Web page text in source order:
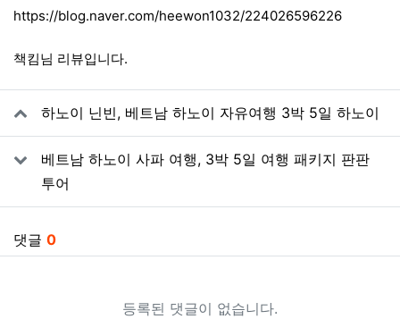
https://blog.naver.com/heewon1032/224026596226
책킴님 리뷰입니다.
관련자료
하노이 닌빈, 베트남 하노이 자유여행 3박 5일 하노이
베트남 하노이 사파 여행, 3박 5일 여행 패키지 판판
투어
댓글 0
등록된 댓글이 없습니다.